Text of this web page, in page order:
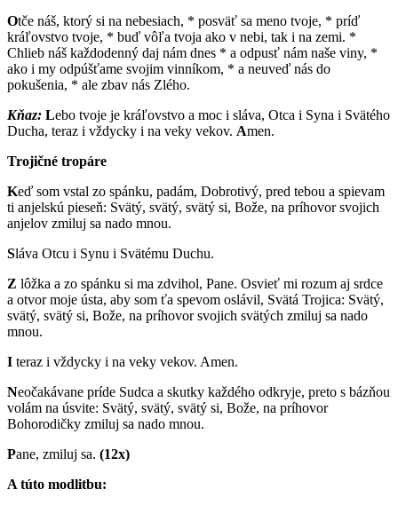
Otče náš, ktorý si na nebesiach, * posväť sa meno tvoje, * príď
kráľovstvo tvoje, * buď vôľa tvoja ako v nebi, tak i na zemi. *
Chlieb náš každodenný daj nám dnes * a odpusť nám naše viny, *
ako i my odpúšťame svojim vinníkom, * a neuveď nás do
pokušenia, * ale zbav nás Zlého.
Kňaz: Lebo tvoje je kráľovstvo a moc i sláva, Otca i Syna i Svätého
Ducha, teraz i vždycky i na veky vekov. Amen.
Trojičné tropáre
Keď som vstal zo spánku, padám, Dobrotivý, pred tebou a spievam
ti anjelskú pieseň: Svätý, svätý, svätý si, Bože, na príhovor svojich
anjelov zmiluj sa nado mnou.
Sláva Otcu i Synu i Svätému Duchu.
Z lôžka a zo spánku si ma zdvihol, Pane. Osvieť mi rozum aj srdce
a otvor moje ústa, aby som ťa spevom oslávil, Svätá Trojica: Svätý,
svätý, svätý si, Bože, na príhovor svojich svätých zmiluj sa nado
mnou.
I teraz i vždycky i na veky vekov. Amen.
Neočakávane príde Sudca a skutky každého odkryje, preto s bázňou
volám na úsvite: Svätý, svätý, svätý si, Bože, na príhovor
Bohorodičky zmiluj sa nado mnou.
Pane, zmiluj sa. (12x)
A túto modlitbu: